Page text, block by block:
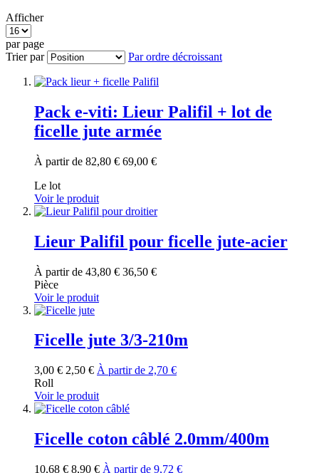
Afficher
par page
Trier par
Par ordre décroissant
Pack e-viti: Lieur Palifil + lot de
ficelle jute armée
À partir de 82,80 € 69,00 €
Le lot
Voir le produit
Lieur Palifil pour ficelle jute-acier
À partir de 43,80 € 36,50 €
Pièce
Voir le produit
Ficelle jute 3/3-210m
3,00 € 2,50 € À partir de 2,70 €
Roll
Voir le produit
Ficelle coton câblé 2.0mm/400m
10,68 € 8,90 € À partir de 9,72 €